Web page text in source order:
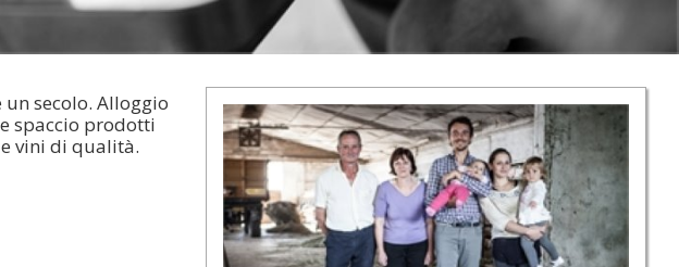
secolo. Alloggio
spaccio prodotti
vini di qualità.